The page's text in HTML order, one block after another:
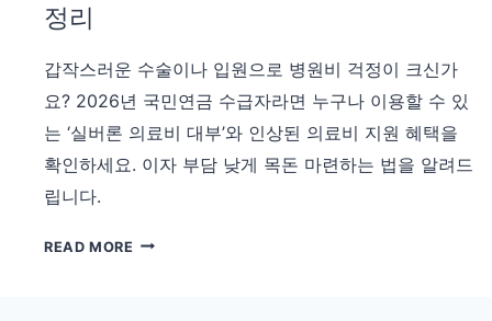
정리
갑작스러운 수술이나 입원으로 병원비 걱정이 크신가
요? 2026년 국민연금 수급자라면 누구나 이용할 수 있
는 ‘실버론 의료비 대부’와 인상된 의료비 지원 혜택을
확인하세요. 이자 부담 낮게 목돈 마련하는 법을 알려드
립니다.
READ MORE 2026